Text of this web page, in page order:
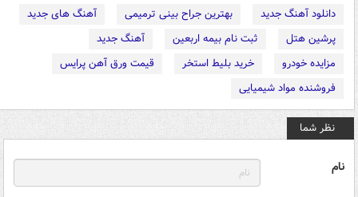
دانلود آهنگ جدید
بهترین جراح بینی ترمیمی
آهنگ های جدید
پرشین هتل
ثبت نام بیمه اربعین
آهنگ جدید
مزایده خودرو
خرید بلیط استخر
قیمت ورق آهن پرایس
فروشنده مواد شیمیایی
نظر شما
نام